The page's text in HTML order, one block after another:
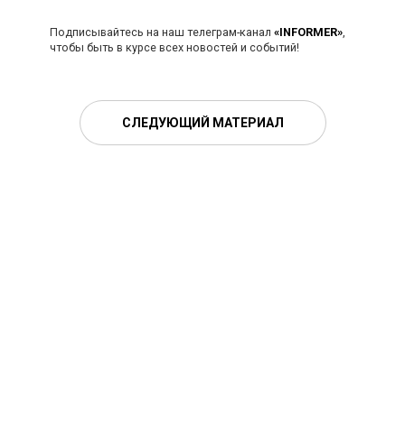
Подписывайтесь на наш телеграм-канал «INFORMER»,
чтобы быть в курсе всех новостей и событий!
СЛЕДУЮЩИЙ МАТЕРИАЛ